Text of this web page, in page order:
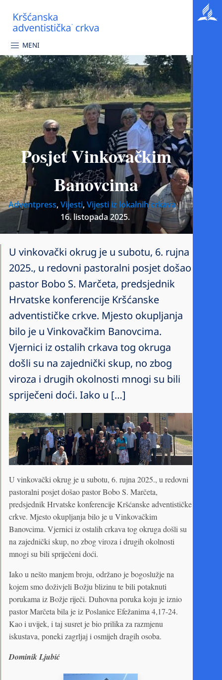
MENI
Posjet Vinkovačkim
Banovcima
Adventpress,Vijesti,Vijesti iz lokalnih crkava|
16. listopada 2025.
U vinkovački okrug je u subotu, 6. rujna
2025., u redovni pastoralni posjet došao
pastor Bobo S. Marčeta, predsjednik
Hrvatske konferencije Kršćanske
adventističke crkve. Mjesto okupljanja
bilo je u Vinkovačkim Banovcima.
Vjernici iz ostalih crkava tog okruga
došli su na zajednički skup, no zbog
viroza i drugih okolnosti mnogi su bili
spriječeni doći. Iako u […]
U vinkovački okrug je u subotu, 6. rujna 2025., u redovni
pastoralni posjet došao pastor Bobo S. Marčeta,
predsjednik Hrvatske konferencije Kršćanske adventističke
crkve. Mjesto okupljanja bilo je u Vinkovačkim
Banovcima. Vjernici iz ostalih crkava tog okruga došli su
na zajednički skup, no zbog viroza i drugih okolnosti
mnogi su bili spriječeni doći.
Iako u nešto manjem broju, održano je bogoslužje na
kojem smo doživjeli Božju blizinu te bili potaknuti
porukama iz Božje riječi. Duhovna poruka koju je iznio
pastor Marčeta bila je iz Poslanice Efežanima 4,17-24.
Kao i uvijek, i taj susret je bio prilika za razmjenu
iskustava, poneki zagrljaj i osmijeh dragih osoba.
Dominik Ljubić